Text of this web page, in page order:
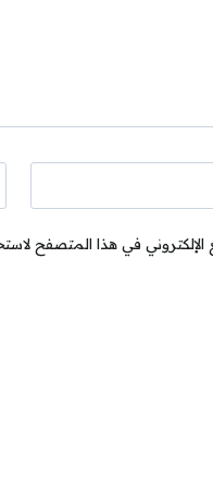
في هذا المتصفح